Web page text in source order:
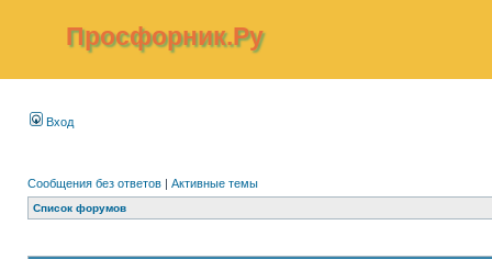
Просфорник.Ру
Вход
Сообщения без ответов | Активные темы
Список форумов